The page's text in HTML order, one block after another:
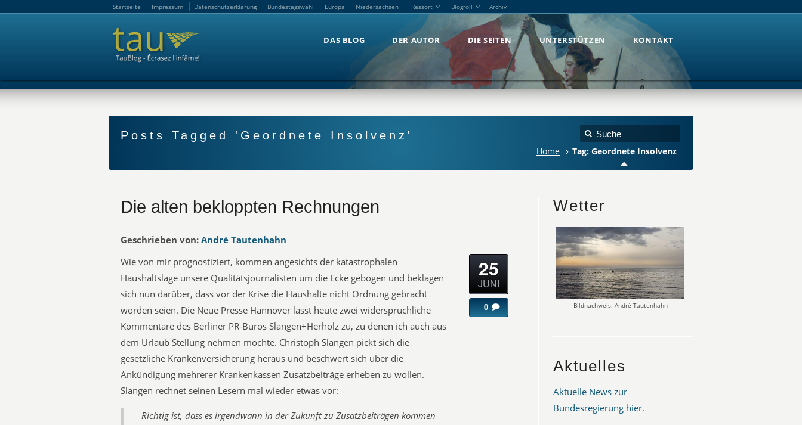
Startseite Impressum Datenschutzerklärung Bundestagswahl Europa Niedersachsen Ressort Blogroll Archiv
DAS BLOG DER AUTOR DIE SEITEN UNTERSTÜTZEN KONTAKT
Posts Tagged 'Geordnete Insolvenz'
Home Tag: Geordnete Insolvenz
Die alten bekloppten Rechnungen
Geschrieben von: André Tautenhahn
Wie von mir prognostiziert, kommen angesichts der katastrophalen
Haushaltslage unsere Qualitätsjournalisten um die Ecke gebogen und beklagen
sich nun darüber, dass vor der Krise die Haushalte nicht Ordnung gebracht
worden seien. Die Neue Presse Hannover lässt heute zwei widersprüchliche
Kommentare des Berliner PR-Büros Slangen+Herholz zu, zu denen ich auch aus
dem Urlaub Stellung nehmen möchte. Christoph Slangen pickt sich die
gesetzliche Krankenversicherung heraus und beschwert sich über die
Ankündigung mehrerer Krankenkassen Zusatzbeiträge erheben zu wollen.
Slangen rechnet seinen Lesern mal wieder etwas vor:
Richtig ist, dass es irgendwann in der Zukunft zu Zusatzbeiträgen kommen
25
JUNI
0
Wetter
Bildnachweis: André Tautenhahn
Aktuelles
Aktuelle News zur
Bundesregierung hier.
Startseite Impressum Datenschutzerklärung Bundestagswahl Europa Niedersachsen Ressort Blogroll Archiv
DAS BLOG DER AUTOR DIE SEITEN UNTERSTÜTZEN KONTAKT